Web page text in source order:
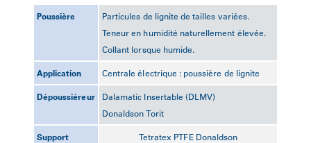
Poussière
Particules de lignite de tailles variées.
Teneur en humidité naturellement élevée.
Collant lorsque humide.
Application Centrale électrique : poussière de lignite
Dépoussiéreur
Dalamatic Insertable (DLMV)
Donaldson Torit
Support
Tetratex PTFE Donaldson